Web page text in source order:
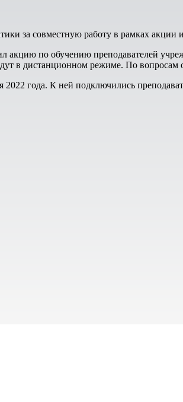
за совместную работу в рамках акции
по обучению преподавателей
в дистанционном режиме. По вопросам
года. К ней подключились